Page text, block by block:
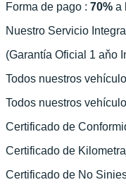
Forma de pago : 70% a
Nuestro Servicio
(Garantía Oficial 1 aňo
Todos nuestros
Todos nuestros
Certificado de
Certificado de
Certificado de No